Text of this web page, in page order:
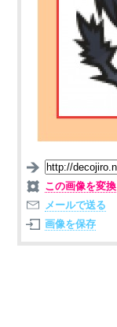
この画像を変換
メールで送る
画像を保存